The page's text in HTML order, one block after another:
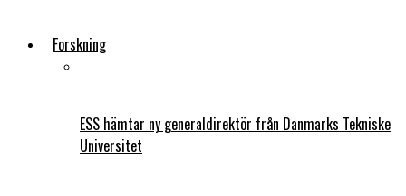
Forskning
ESS hämtar ny generaldirektör från Danmarks Tekniske
Universitet